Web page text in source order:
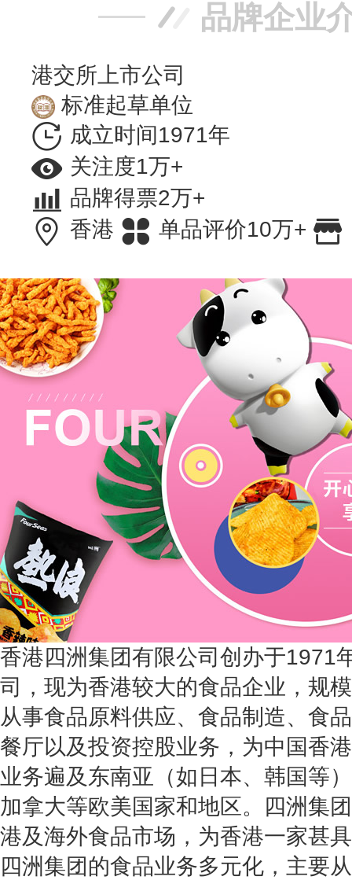
品牌企业
港交所上市公司
标准起草单位
成立时间1971年
关注度1万+
品牌得票2万+
香港
单品评价10万+
香港四洲集团有限公司创办于1971
司，现为香港较大的食品企业，规
从事食品原料供应、食品制造、食
餐厅以及投资控股业务，为中国香
业务遍及东南亚（如日本、韩国等
加拿大等欧美国家和地区。四洲集
港及海外食品市场，为香港一家甚
四洲集团的食品业务多元化，主要